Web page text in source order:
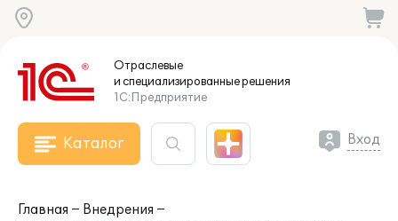
Отраслевые
и специализированныерешения
1С:Предприятие
Каталог Вход
Главная
Внедрения